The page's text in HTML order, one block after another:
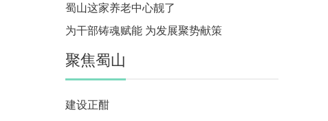
蜀山这家养老中心靓了
为干部铸魂赋能 为发展聚势献策
聚焦蜀山
建设正酣